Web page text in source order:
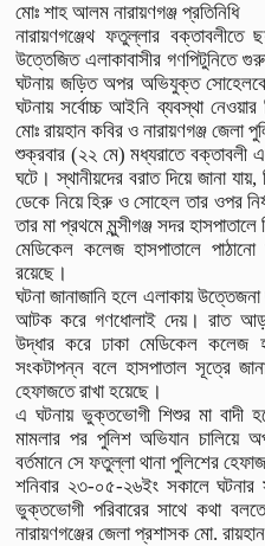
মোঃ শাহ আলম নারায়ণগঞ্জ প্রতিনিধি
নারায়ণগঞ্জেথ ফতুল্লার
উত্তেজিত এলাকাবাসীর
ঘটনায় জড়িত অপর অভিযুক্ত
ঘটনায় সর্বোচ্চ আইনি ব্যবস্থা নেওয়ার
মোঃ রায়হান কবির ও নারায়ণগঞ্জ জেলা
শুক্রবার (২২ মে) মধ্যরাতে বক্তাবলী
ঘটে। স্থানীয়দের বরাত দিয়ে জানা
ডেকে নিয়ে হিরু ও সোহেল তার ওপর
তার মা প্রথমে মুন্সীগঞ্জ সদর
মেডিকেল কলেজ হাসপাতালে পাঠানো
রয়েছে।
ঘটনা জানাজানি হলে এলাকায়
আটক করে গণধোলাই দেয়। রাত
উদ্ধার করে ঢাকা মেডিকেল কলেজ
সংকটাপন্ন বলে হাসপাতাল সূত্রে
হেফাজতে রাখা হয়েছে।
এ ঘটনায় ভুক্তভোগী শিশুর মা বাদী
মামলার পর পুলিশ অভিযান
বর্তমানে সে ফতুল্লা থানা পুলিশের
শনিবার ২৩-০৫-২৬ইং সকালে ঘটনার
ভুক্তভোগী পরিবারের সাথে কথা
নারায়ণগঞ্জের জেলা প্রশাসক মো.